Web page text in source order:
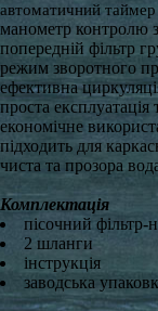
автоматичний
манометр контролю
попередній фільтр
режим зворотного
ефективна
проста експлуатація
економічне
підходить для
чиста та прозора
Комплектація
пісочний фільтр-
2 шланги
інструкція
заводська